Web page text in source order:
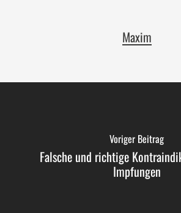
Maxim
Voriger Beitrag
Falsche und richtige
Impfungen